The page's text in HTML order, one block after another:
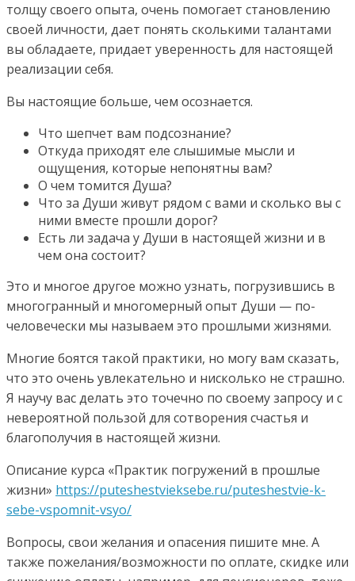
толщу своего опыта, очень помогает становлению
своей личности, дает понять сколькими талантами
вы обладаете, придает уверенность для настоящей
реализации себя.
Вы настоящие больше, чем осознается.
Что шепчет вам подсознание?
Откуда приходят еле слышимые мысли и
ощущения, которые непонятны вам?
О чем томится Душа?
Что за Души живут рядом с вами и сколько вы с
ними вместе прошли дорог?
Есть ли задача у Души в настоящей жизни и в
чем она состоит?
Это и многое другое можно узнать, погрузившись в
многогранный и многомерный опыт Души — по-
человечески мы называем это прошлыми жизнями.
Многие боятся такой практики, но могу вам сказать,
что это очень увлекательно и нисколько не страшно.
Я научу вас делать это точечно по своему запросу и с
невероятной пользой для сотворения счастья и
благополучия в настоящей жизни.
Описание курса «Практик погружений в прошлые
жизни» https://puteshestvieksebe.ru/puteshestvie-k-
sebe-vspomnit-vsyo/
Вопросы, свои желания и опасения пишите мне. А
также пожелания/возможности по оплате, скидке или